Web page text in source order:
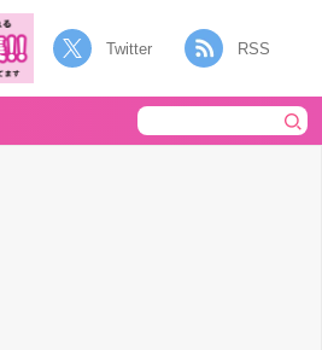
Twitter RSS